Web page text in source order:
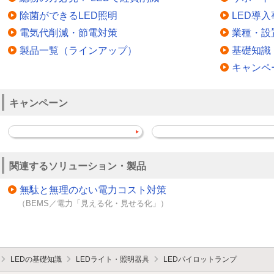
除菌ができるLED照明
電気代削減・節電対策
製品一覧（ラインアップ）
LED導入
業種・設
基礎知識
キャンペ
キャンペーン
関連するソリューション・製品
無駄と無理のない電力コスト対策
（BEMS／電力「見える化・見せる化」）
LEDの基礎知識 LEDライト・照明器具 LEDパイロットランプ